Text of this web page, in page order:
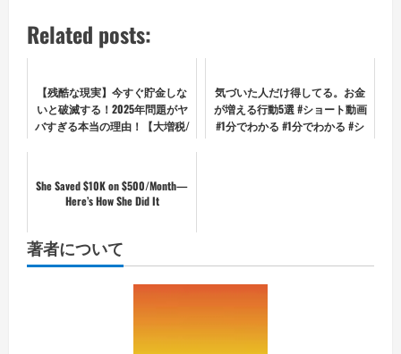
Related posts:
【残酷な現実】今すぐ貯金しな
いと破滅する！2025年問題がヤ
バすぎる本当の理由！【大増税/
気づいた人だけ得してる。お金
が増える行動5選 #ショート動画
#1分でわかる #1分でわかる #シ
She Saved $10K on $500/Month—
Here’s How She Did It
著者について